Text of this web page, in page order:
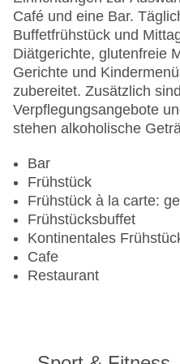
Café und eine Bar.
Buffetfrühstück und
Diätgerichte, glutenfreie
Gerichte und
zubereitet. Zusätzlich
Verpflegungsangebote
stehen alkoholische
Bar
Frühstück
Frühstück à la carte:
Frühstücksbuffet
Kontinentales
Cafe
Restaurant